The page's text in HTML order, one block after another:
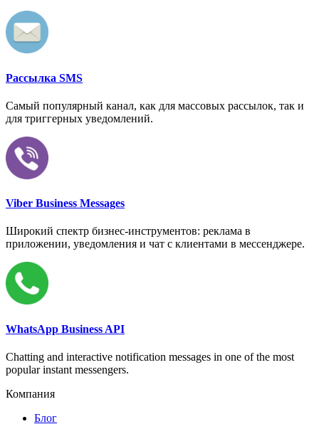
Рассылка SMS
Самый популярный канал, как для массовых рассылок, так и
для триггерных уведомлений.
Viber Business Messages
Широкий спектр бизнес-инструментов: реклама в
приложении, уведомления и чат с клиентами в мессенджере.
WhatsApp Business API
Chatting and interactive notification messages in one of the most
popular instant messengers.
Компания
Блог